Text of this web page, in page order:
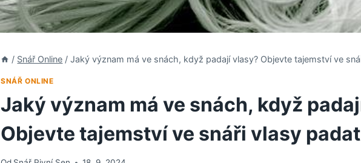
/ Snář Online / Jaký význam má ve snách, když padají vlasy? Objevte tajemství ve
SNÁŘ ONLINE
Jaký význam má ve snách, když
Objevte tajemství ve snáři vlasy